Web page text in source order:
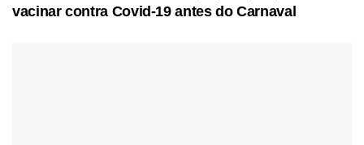
vacinar contra Covid-19 antes do Carnaval